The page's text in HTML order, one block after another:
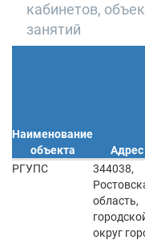
кабинетов,
занятий
Наименование
объекта
Адрес
РГУПС
344038,
область,
округ